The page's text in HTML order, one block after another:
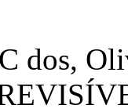
dos,